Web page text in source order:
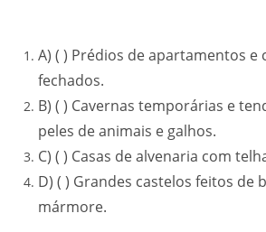
A) ( ) Prédios de apartamentos e
fechados.
B) ( ) Cavernas temporárias e
peles de animais e galhos.
C) ( ) Casas de alvenaria com
D) ( ) Grandes castelos feitos de
mármore.